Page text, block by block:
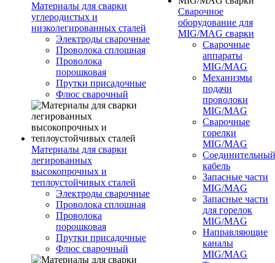
Материалы для сварки
углеродистых и
низколегированных сталей
Электроды сварочные
Проволока сплошная
Проволока
порошковая
Прутки присадочные
Флюс сварочный
Материалы для сварки
легированных
высокопрочных и
теплоустойчивых сталей
Электроды сварочные
Проволока сплошная
Проволока
порошковая
Прутки присадочные
Флюс сварочный
Сварочное
оборудование для
MIG/MAG сварки
Сварочные
аппараты
MIG/MAG
Механизмы
подачи
проволоки
MIG/MAG
Сварочные
горелки
MIG/MAG
Соединительный
кабель
Запасные части
MIG/MAG
Запасные части
для горелок
MIG/MAG
Направляющие
каналы
MIG/MAG